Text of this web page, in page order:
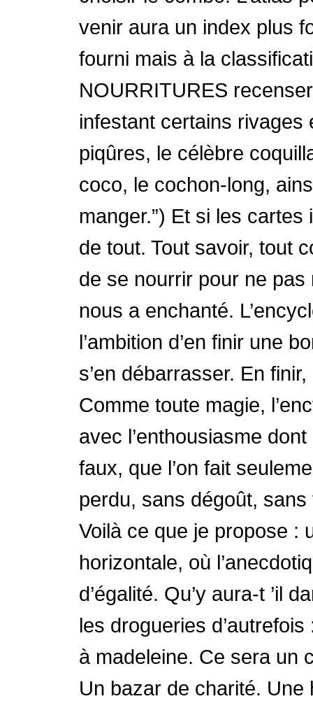
venir aura un index plus
fourni mais à la
NOURRITURES
infestant certains rivages
piqûres, le célèbre
coco, le cochon-long,
manger.”) Et si les
de tout. Tout savoir, tout
de se nourrir pour ne pas
nous a enchanté.
l’ambition d’en finir une
s’en débarrasser. En
Comme toute magie,
avec l’enthousiasme
faux, que l’on fait
perdu, sans dégoût,
Voilà ce que je propose :
horizontale, où
d’égalité. Qu’y aura-t ’il
les drogueries
à madeleine. Ce sera un
Un bazar de charité.